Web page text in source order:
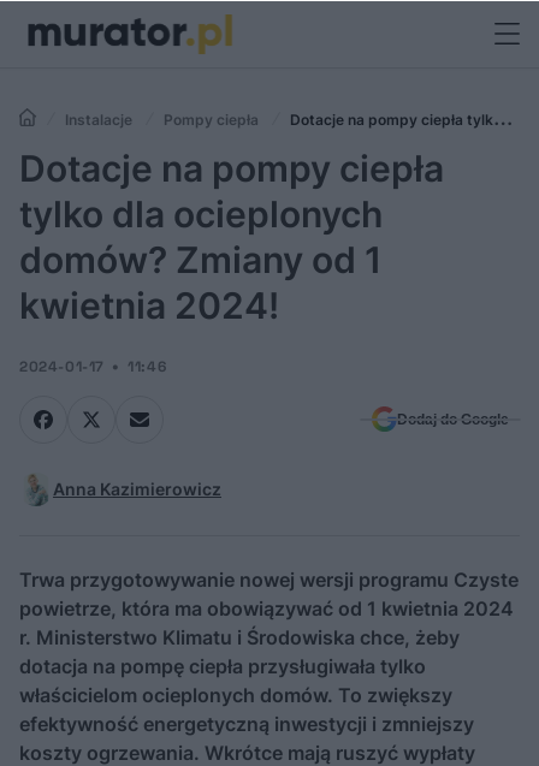
Instalacje Pompy ciepła
Dotacje na pompy ciepła tylko dla
ocieplonych domów? Zmiany od 1 kwietnia 2024!
Dotacje na pompy ciepła
tylko dla ocieplonych
domów? Zmiany od 1
kwietnia 2024!
2024-01-17 11:46
Dodaj do Google
Anna Kazimierowicz
Trwa przygotowywanie nowej wersji programu Czyste
powietrze, która ma obowiązywać od 1 kwietnia 2024
r. Ministerstwo Klimatu i Środowiska chce, żeby
dotacja na pompę ciepła przysługiwała tylko
właścicielom ocieplonych domów. To zwiększy
efektywność energetyczną inwestycji i zmniejszy
koszty ogrzewania. Wkrótce mają ruszyć wypłaty